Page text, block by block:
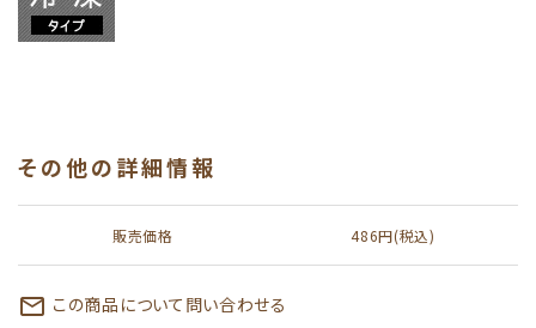
その他の詳細情報
販売価格 486円(税込)
mail_outline この商品について問い合わせる